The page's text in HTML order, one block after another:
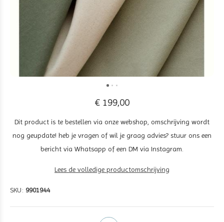
€ 199,00
Dit product is te bestellen via onze webshop, omschrijving wordt
nog geupdate! heb je vragen of wil je graag advies? stuur ons een
bericht via Whatsapp of een DM via Instagram.
Lees de volledige productomschrijving
SKU: 9901944